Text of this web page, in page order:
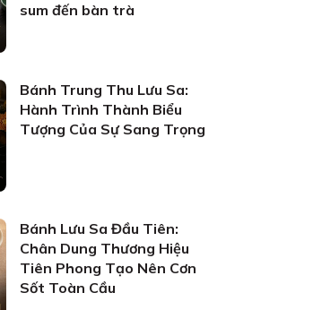
sum đến bàn trà
Bánh Trung Thu Lưu Sa:
Hành Trình Thành Biểu
Tượng Của Sự Sang Trọng
Bánh Lưu Sa Đầu Tiên:
Chân Dung Thương Hiệu
Tiên Phong Tạo Nên Cơn
Sốt Toàn Cầu